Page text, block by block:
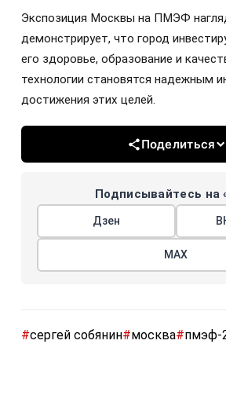
Экспозиция Москвы на ПМЭФ
демонстрирует, что город
его здоровье, образование и
технологии становятся надежным
достижения этих целей.
Поделиться
Подписывайтесь на
Дзен
МАХ
#сергей собянин#москва#пмэф-